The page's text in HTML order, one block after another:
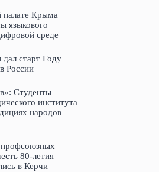
Крыма
языкового
среде
старт Году
России
Студенты
института
народов
80-летия
в Керчи